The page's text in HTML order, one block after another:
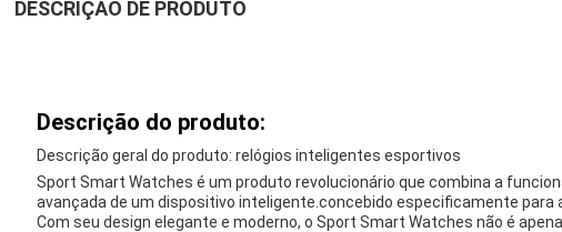
DESCRIÇÃO DE PRODUTO
Descrição do produto:
Descrição geral do produto: relógios inteligentes esportivos
Sport Smart Watches é um produto revolucionário que combina a
avançada de um dispositivo inteligente.concebido especificamente
Com seu design elegante e moderno, o Sport Smart Watches não é